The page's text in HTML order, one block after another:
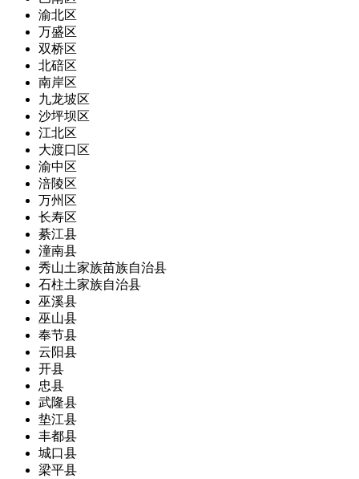
渝北区
万盛区
双桥区
北碚区
南岸区
九龙坡区
沙坪坝区
江北区
大渡口区
渝中区
涪陵区
万州区
长寿区
綦江县
潼南县
秀山土家族苗族自治县
石柱土家族自治县
巫溪县
巫山县
奉节县
云阳县
开县
忠县
武隆县
垫江县
丰都县
城口县
梁平县